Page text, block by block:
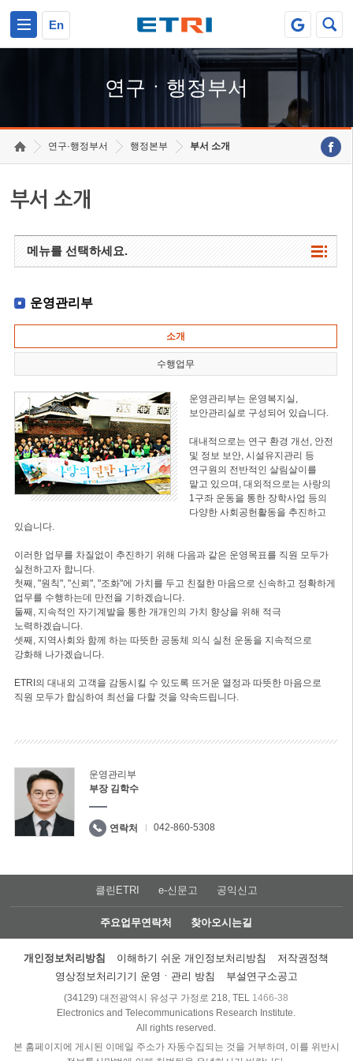
En
연구ㆍ행정부서
연구·행정부서 행정본부 부서 소개
부서 소개
메뉴를 선택하세요.
운영관리부
소개
수행업무
운영관리부는 운영복지실,
보안관리실로 구성되어 있습니다.
대내적으로는 연구 환경 개선, 안전
및 정보 보안, 시설유지관리 등
연구원의 전반적인 살림살이를
맡고 있으며, 대외적으로는 사랑의
1구좌 운동을 통한 장학사업 등의
다양한 사회공헌활동을 추진하고
있습니다.
이러한 업무를 차질없이 추진하기 위해 다음과 같은 운영목표를 직원 모두가
실천하고자 합니다.
첫째, "원칙", "신뢰", "조화"에 가치를 두고 친절한 마음으로 신속하고 정확하게
업무를 수행하는데 만전을 기하겠습니다.
둘째, 지속적인 자기계발을 통한 개개인의 가치 향상을 위해 적극
노력하겠습니다.
셋째, 지역사회와 함께 하는 따뜻한 공동체 의식 실천 운동을 지속적으로
강화해 나가겠습니다.
ETRI의 대내외 고객을 감동시킬 수 있도록 뜨거운 열정과 따뜻한 마음으로
직원 모두가 합심하여 최선을 다할 것을 약속드립니다.
운영관리부
부장 김학수
연락처 042-860-5308
클린ETRI e-신문고 공익신고
주요업무연락처 찾아오시는길
개인정보처리방침 이해하기 쉬운 개인정보처리방침
저작권정책
영상정보처리기기 운영ㆍ관리 방침
부설연구소공고
(34129) 대전광역시 유성구 가정로 218, TEL 1466-38
Electronics and Telecommunications Research Institute.
All rights reserved.
본 홈페이지에 게시된 이메일 주소가 자동수집되는 것을 거부하며, 이를 위반시